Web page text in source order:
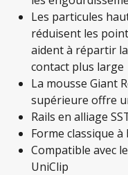
Les particules
réduisent les
aident à répartir
contact plus large
La mousse Giant
supérieure offre
Rails en alliage
Forme classique à
Compatible avec
UniClip